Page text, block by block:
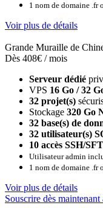
1 nom de domaine .fr
Voir plus de détails
Grande Muraille de
Dès 408€ / mois
Serveur dédié
VPS 16 Go / 32
32 projet(s)
Stockage 320 Go
32 base(s) de
32 utilisateur(s)
10 accès SSH/
Utilisateur admin
1 nom de domaine .fr
Voir plus de détails
Souscrire dès